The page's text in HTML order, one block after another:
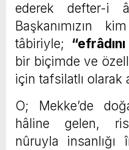
ederek defter-i
Başkanımızın
tâbiriyle;
bir biçimde ve
için tafsilatlı olarak
O; Mekke’de
hâline gelen,
nûruyla insanlığı